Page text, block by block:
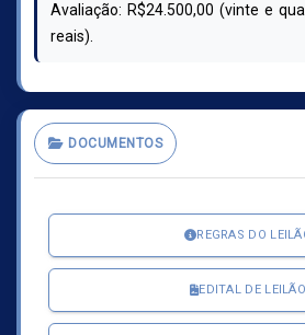
Avaliação: R$24.500,00 (vinte e
reais).
DOCUMENTOS
REGRAS DO
EDITAL DE LEILÃO